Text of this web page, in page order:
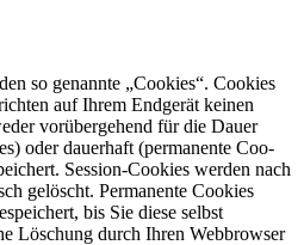
so genannte „Coo­kies“. Coo­kies
auf Ihrem End­gerät keinen
vor­über­ge­hend für die Dauer
oder dau­er­haft (per­ma­nente Coo­
Ses­sion-Coo­kies werden nach
gelöscht. Per­ma­nente Coo­kies
bis Sie diese selbst
Löschung durch Ihren Web­browser